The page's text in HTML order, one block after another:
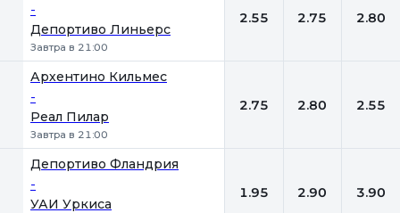
-
Депортиво Линьерс
Завтра в 21:00
2.55 2.75 2.80
Архентино Кильмес
-
Реал Пилар
Завтра в 21:00
2.75 2.80 2.55
Депортиво Фландрия
-
УАИ Уркиса
1.95 2.90 3.90